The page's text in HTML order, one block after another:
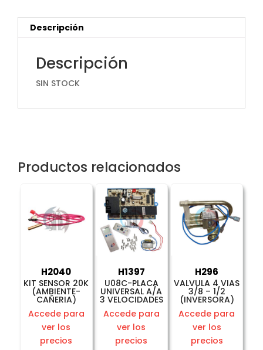
Descripción
Descripción
SIN STOCK
Productos relacionados
H2040
KIT SENSOR 20K
(AMBIENTE-
CAÑERIA)
Accede para
ver los
precios
H1397
U08C-PLACA
UNIVERSAL A/A
3 VELOCIDADES
Accede para
ver los
precios
H296
VALVULA 4 VIAS
3/8 – 1/2
(INVERSORA)
Accede para
ver los
precios